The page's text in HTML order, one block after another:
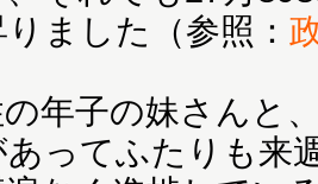
ました（参照：
年子の妹さんと
ってふたりも来